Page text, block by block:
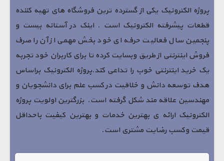
پروژه الکترونیک یکی از گسترده ترین فروشگاه های تهیه کننده
قطعات پیشرفته الکترونیک است . اینک در آستانه بیست و
پنجمین سال فعالیت حرفه ای خود بخش مهمی از آن را صرف
فروش اینترنتی از طریق وبسایت کرده تا برای کاربران خود تجربه
یک خرید اینترنتی خوب را تداعی کند.پروژه الکترونیک براساس
هدف توسعه دانش و خلاقیت در کسب علم برای دانشجویان و
مهندسین علاقه مند شکل گرفته است. بزرگترین اولویت پروژه
الکترونیک ارائه ی بهترین خدمات و بهترین کیفیت باحداقل
قیمت وکسب رضایت مشتری است.